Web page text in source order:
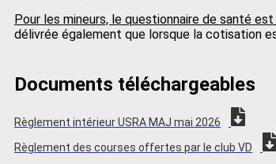
Pour les mineurs, le questionnaire de santé
délivrée également que lorsque la cotisation
Documents téléchargeables
Règlement intérieur USRA MAJ mai 2026
Règlement des courses offertes par le club VD